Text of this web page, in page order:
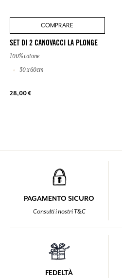
COMPRARE
SET DI 2 CANOVACCI LA PLONGE
100% cotone
50 x 60cm
28,00 €
PAGAMENTO SICURO
Consulti i nostri T&C
FEDELTÀ